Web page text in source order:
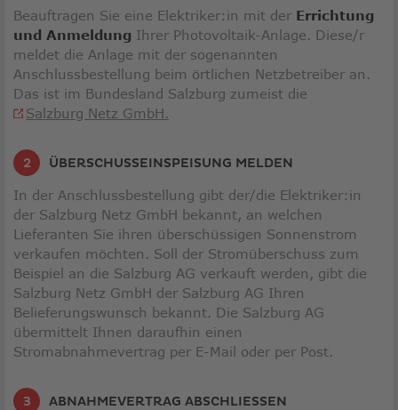
Beauftragen Sie eine Elektriker:in mit der Errichtung
und Anmeldung Ihrer Photovoltaik-Anlage. Diese/r
meldet die Anlage mit der sogenannten
Anschlussbestellung beim örtlichen Netzbetreiber an.
Das ist im Bundesland Salzburg zumeist die
Salzburg Netz GmbH.
neuem
Fenster
ÜBERSCHUSSEINSPEISUNG MELDEN
In der Anschlussbestellung gibt der/die Elektriker:in
der Salzburg Netz GmbH bekannt, an welchen
Lieferanten Sie ihren überschüssigen Sonnenstrom
verkaufen möchten. Soll der Stromüberschuss zum
Beispiel an die Salzburg AG verkauft werden, gibt die
Salzburg Netz GmbH der Salzburg AG Ihren
Belieferungswunsch bekannt. Die Salzburg AG
übermittelt Ihnen daraufhin einen
Stromabnahmevertrag per E-Mail oder per Post.
ABNAHMEVERTRAG ABSCHLIESSEN